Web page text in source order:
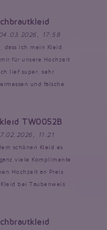
17:58
dass ich mein Kleid
für unsere Hochzeit
lief super, sehr
und falsche
TW0052B
11:21
schönen Kleid es
viele Komplimente
Hochzeit an Preis
bei Taubenweis